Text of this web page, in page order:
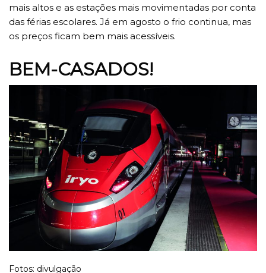
mais altos e as estações mais movimentadas por conta
das férias escolares. Já em agosto o frio continua, mas
os preços ficam bem mais acessíveis.
BEM-CASADOS!
Fotos: divulgação